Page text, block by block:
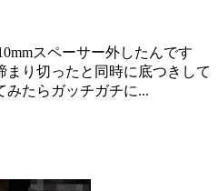
スペーサー外したんです
り切ったと同時に底つきして
みたらガッチガチに...